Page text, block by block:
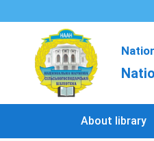
About library